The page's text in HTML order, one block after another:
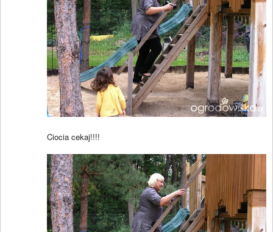
Ciocia cekaj!!!!